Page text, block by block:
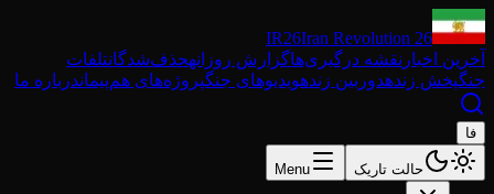
IR26Iran Revolution 26
آخرین اخبار نقشه درگیری‌هاگزارش روزانهحذف‌شدگانتلفات
جنگپخش زندهدوربین زندهویدیوهای جنگپروژه‌های هم‌پیماندرباره ما
فا
حالت تاریک Menu